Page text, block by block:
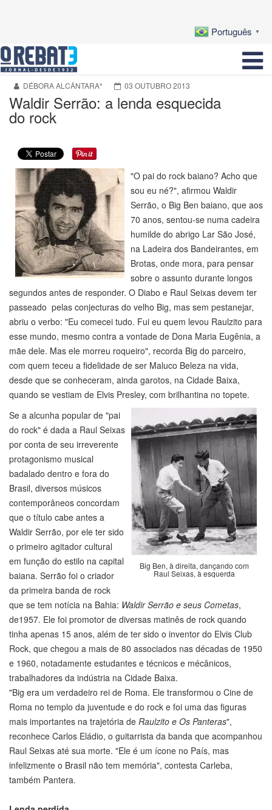
Português ▼
DÉBORA ALCÂNTARA* 03 OUTUBRO 2013
Waldir Serrão: a lenda esquecida
do rock
"O pai do rock baiano? Acho que
sou eu né?", afirmou Waldir
Serrão, o Big Ben baiano, que aos
70 anos, sentou-se numa cadeira
humilde do abrigo Lar São José,
na Ladeira dos Bandeirantes, em
Brotas, onde mora, para pensar
sobre o assunto durante longos
segundos antes de responder. O Diabo e Raul Seixas devem ter
passeado pelas conjecturas do velho Big, mas sem pestanejar,
abriu o verbo: "Eu comecei tudo. Fui eu quem levou Raulzito para
esse mundo, mesmo contra a vontade de Dona Maria Eugênia, a
mãe dele. Mas ele morreu roqueiro", recorda Big do parceiro,
com quem teceu a fidelidade de ser Maluco Beleza na vida,
desde que se conheceram, ainda garotos, na Cidade Baixa,
quando se vestiam de Elvis Presley, com brilhantina no topete.
Big Ben, à direita, dançando com
Raul Seixas, à esquerda
Se a alcunha popular de "pai
do rock" é dada a Raul Seixas
por conta de seu irreverente
protagonismo musical
badalado dentro e fora do
Brasil, diversos músicos
contemporâneos concordam
que o título cabe antes a
Waldir Serrão, por ele ter sido
o primeiro agitador cultural
em função do estilo na capital
baiana. Serrão foi o criador
da primeira banda de rock
que se tem notícia na Bahia: Waldir Serrão e seus Cometas,
de1957. Ele foi promotor de diversas matinês de rock quando
tinha apenas 15 anos, além de ter sido o inventor do Elvis Club
Rock, que chegou a mais de 80 associados nas décadas de 1950
e 1960, notadamente estudantes e técnicos e mécânicos,
trabalhadores da indústria na Cidade Baixa.
"Big era um verdadeiro rei de Roma. Ele transformou o Cine de
Roma no templo da juventude e do rock e foi uma das figuras
mais importantes na trajetória de Raulzito e Os Panteras",
reconhece Carlos Eládio, o guitarrista da banda que acompanhou
Raul Seixas até sua morte. "Ele é um ícone no País, mas
infelizmente o Brasil não tem memória", contesta Carleba,
também Pantera.